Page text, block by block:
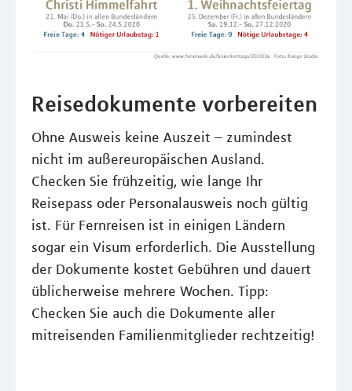
Reisedokumente vorbereiten
Ohne Ausweis keine Auszeit – zumindest
nicht im außereuropäischen Ausland.
Checken Sie frühzeitig, wie lange Ihr
Reisepass oder Personalausweis noch gültig
ist. Für Fernreisen ist in einigen Ländern
sogar ein Visum erforderlich. Die Ausstellung
der Dokumente kostet Gebühren und dauert
üblicherweise mehrere Wochen. Tipp:
Checken Sie auch die Dokumente aller
mitreisenden Familienmitglieder rechtzeitig!